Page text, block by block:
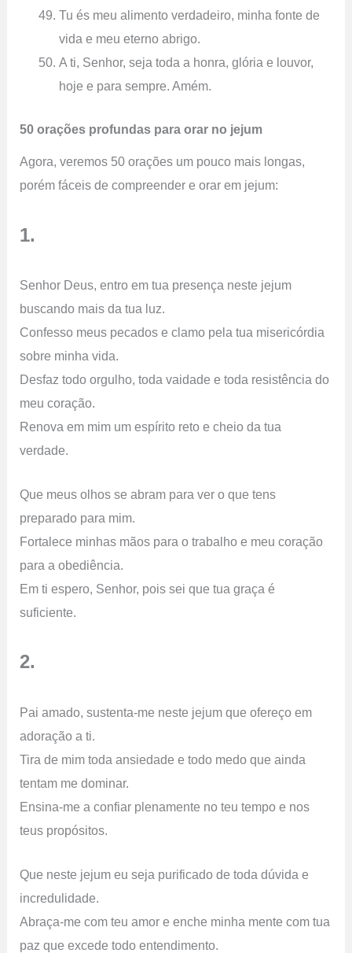
Tu és meu alimento verdadeiro, minha fonte de
vida e meu eterno abrigo.
A ti, Senhor, seja toda a honra, glória e louvor,
hoje e para sempre. Amém.
50 orações profundas para orar no jejum
Agora, veremos 50 orações um pouco mais longas,
porém fáceis de compreender e orar em jejum:
1.
Senhor Deus, entro em tua presença neste jejum
buscando mais da tua luz.
Confesso meus pecados e clamo pela tua misericórdia
sobre minha vida.
Desfaz todo orgulho, toda vaidade e toda resistência do
meu coração.
Renova em mim um espírito reto e cheio da tua
verdade.
Que meus olhos se abram para ver o que tens
preparado para mim.
Fortalece minhas mãos para o trabalho e meu coração
para a obediência.
Em ti espero, Senhor, pois sei que tua graça é
suficiente.
2.
Pai amado, sustenta-me neste jejum que ofereço em
adoração a ti.
Tira de mim toda ansiedade e todo medo que ainda
tentam me dominar.
Ensina-me a confiar plenamente no teu tempo e nos
teus propósitos.
Que neste jejum eu seja purificado de toda dúvida e
incredulidade.
Abraça-me com teu amor e enche minha mente com tua
paz que excede todo entendimento.